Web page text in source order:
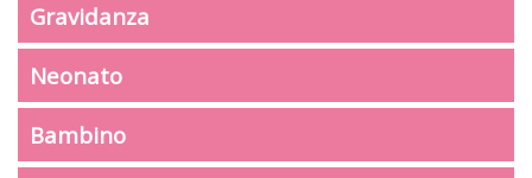
Gravidanza
Neonato
Bambino